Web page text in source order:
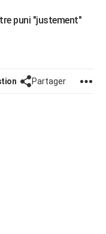
puni "justement"
Partager